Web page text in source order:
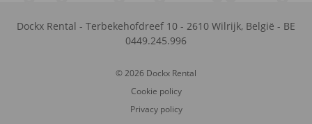
Dockx Rental - Terbekehofdreef 10 - 2610 Wilrijk, België - BE
0449.245.996
© 2026 Dockx Rental
Cookie policy
Privacy policy